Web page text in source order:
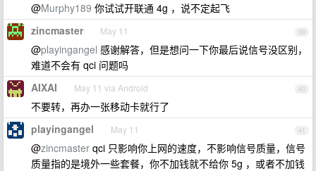
@Murphy189 你试试开联通 4g ，说不定起飞
39
zincmaster May 11
@playingangel 感谢解答，但是想问一下你最后说信号没区别，
难道不会有 qci 问题吗
40
AIXAI May 11 via Android
不要转，再办一张移动卡就行了
41
playingangel May 11
@zincmaster qci 只影响你上网的速度，不影响信号质量，信号
质量指的是境外一些套餐，你不加钱就不给你 5g ，或者不加钱